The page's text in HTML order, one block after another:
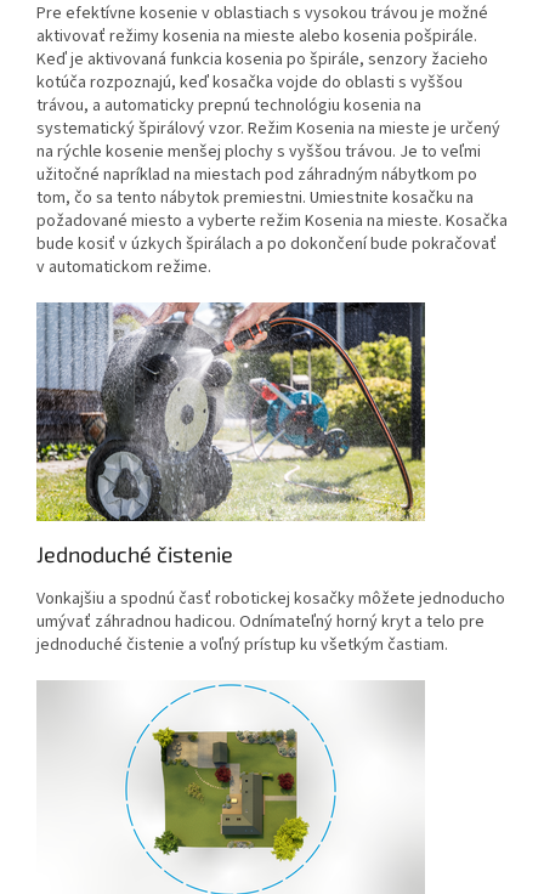
Pre efektívne kosenie v oblastiach s vysokou trávou je možné
aktivovať režimy kosenia na mieste alebo kosenia pošpirále.
Keď je aktivovaná funkcia kosenia po špirále, senzory žacieho
kotúča rozpoznajú, keď kosačka vojde do oblasti s vyššou
trávou, a automaticky prepnú technológiu kosenia na
systematický špirálový vzor. Režim Kosenia na mieste je určený
na rýchle kosenie menšej plochy s vyššou trávou. Je to veľmi
užitočné napríklad na miestach pod záhradným nábytkom po
tom, čo sa tento nábytok premiestni. Umiestnite kosačku na
požadované miesto a vyberte režim Kosenia na mieste. Kosačka
bude kosiť v úzkych špirálach a po dokončení bude pokračovať
v automatickom režime.
Jednoduché čistenie
Vonkajšiu a spodnú časť robotickej kosačky môžete jednoducho
umývať záhradnou hadicou. Odnímateľný horný kryt a telo pre
jednoduché čistenie a voľný prístup ku všetkým častiam.